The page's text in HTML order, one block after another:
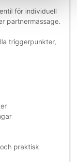
för individuell
partnermassage.
triggerpunkter,
praktisk